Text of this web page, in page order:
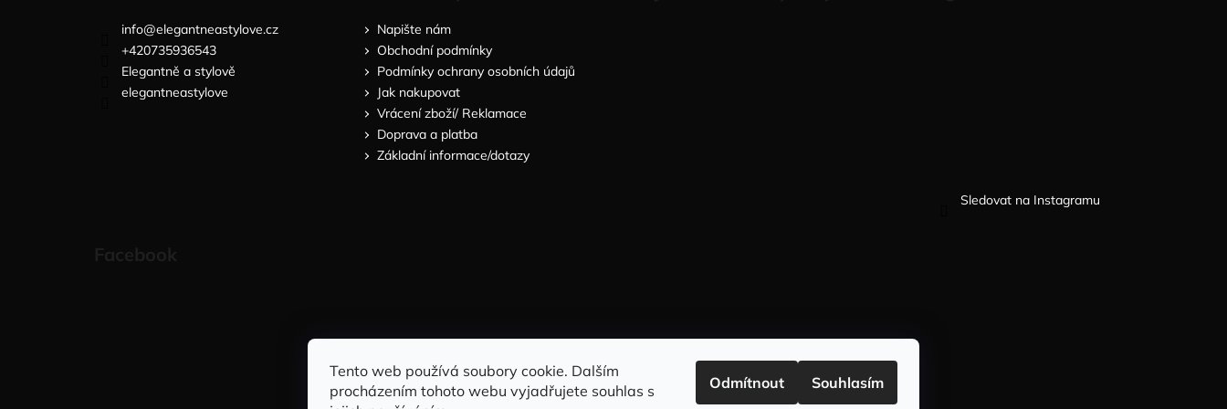
Tento web používá soubory cookie. Dalším
procházením tohoto webu vyjadřujete souhlas s
Odmítnout Souhlasím
info@elegantneastylove.cz
+420735936543
Elegantně a stylově
elegantneastylove
Napište nám
Obchodní podmínky
Podmínky ochrany osobních údajů
Jak nakupovat
Vrácení zboží/ Reklamace
Doprava a platba
Základní informace/dotazy
Sledovat na Instagramu
Sleduj nás na FACEBOOKU
INFORMACE PRO VÁS